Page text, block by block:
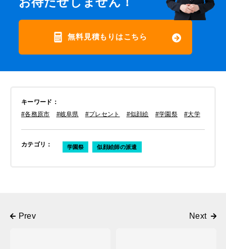
無料見積もりはこちら
キーワード ：
#各務原市
#岐阜県 #プレセント #似顔絵 #学園祭 #大学
カテゴリ ： 学園祭 似顔絵師の派遣